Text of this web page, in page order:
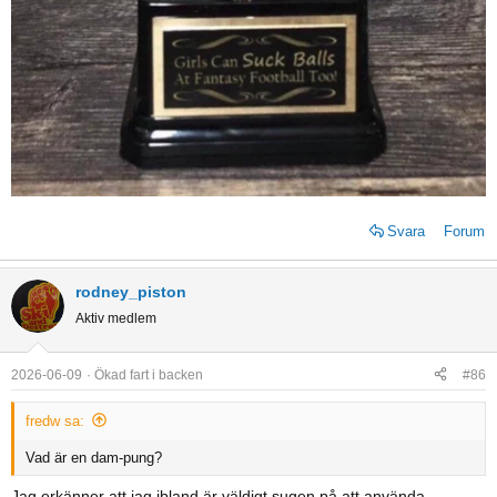
pannbenet. One Two Three….. DROP!!! flytta på er för helvete. Slow
zone? Nej Snow Cone menar de nog…Jävla bromsklossar!!!
Ibland skäms man lite grann men vad faan det var ju deras fel! Men
för säkerhets skull tar jag ett annat Gore textställ dagen efter.
Men men i år slipper ni mig. Väntar på nytt korsband (singelolycka
iofs, men det var faktiskt delvis en såndär fat little skier kids fel) Ett
tag trodde jag att jag skulle vara fit for fight och ready for action i
slutet av mars 27. Tänkte ta ledigt hela april och halva maj. Men det
Åk förståndigt! Skrapa av klistervallan så blir det roligare. Och ha inte
ihjäl varandra.
Svara Forum
rodney_piston
Aktiv medlem
2026-06-09 Ökad fart i backen #86
fredw sa:
Vad är en dam-pung?